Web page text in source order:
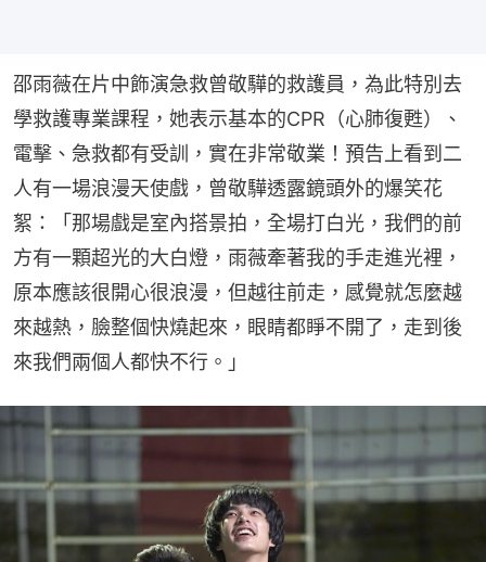
邵雨薇在片中飾演急救曾敬驊的救護員，為此特別去
學救護專業課程，她表示基本的CPR（心肺復甦）、
電擊、急救都有受訓，實在非常敬業！預告上看到二
人有一場浪漫天使戲，曾敬驊透露鏡頭外的爆笑花
絮：「那場戲是室內搭景拍，全場打白光，我們的前
方有一顆超光的大白燈，雨薇牽著我的手走進光裡，
原本應該很開心很浪漫，但越往前走，感覺就怎麼越
來越熱，臉整個快燒起來，眼睛都睜不開了，走到後
來我們兩個人都快不行。」